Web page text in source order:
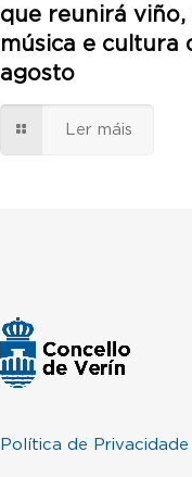
que reunirá
música e cultura
agosto
Ler máis
Política de Privacidade